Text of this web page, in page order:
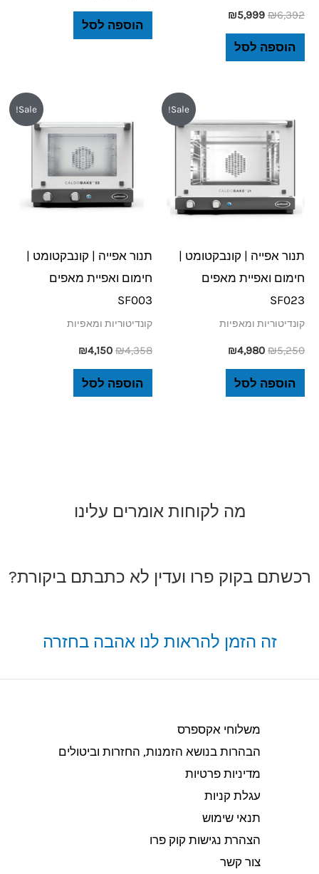
₪6,392
₪5,999
הוספה לסל
הוספה לסל
Sale!
תנור אפייה | קונבקטומט |
חימום ואפיית מאפים
SF023
קונדיטוריות ומאפיות
₪5,250
היה:
₪5,250.
₪4,980
הוא:
₪4,980.
הוספה לסל
Sale!
תנור אפייה | קונבקטומט |
חימום ואפיית מאפים
SF003
קונדיטוריות ומאפיות
₪4,358
היה:
₪4,358.
₪4,150
הוא:
הוספה לסל
מה לקוחות אומרים עלינו
רכשתם בקוק פרו ועדין לא כתבתם ביקורת?
זה הזמן להראות לנו אהבה בחזרה
משלוחי אקספרס
הבהרות בנושא הזמנות, החזרות וביטולים​
מדיניות פרטיות
עגלת קניות
תנאי שימוש
הצהרת נגישות קוק פרו
צור קשר